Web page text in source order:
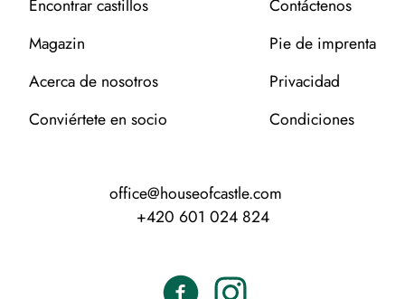
Encontrar castillos
Magazin
Acerca de nosotros
Conviértete en socio
Contáctenos
Pie de imprenta
Privacidad
Condiciones
office@houseofcastle.com
+420 601 024 824